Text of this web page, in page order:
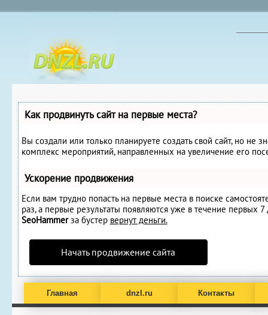
Как продвинуть сайт на первые места?
Вы создали или только планируете создать свой сайт, но не
комплекс мероприятий, направленных на увеличение его
Ускорение продвижения
Если вам трудно попасть на первые места в поиске
раз, а первые результаты появляются уже в течение первых
SeoHammerза бустер вернут деньги.
Начать продвижение сайта
Главная dnzl.ru Контакты